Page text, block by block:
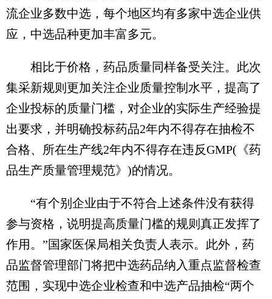
流企业多数中选，每个地区均有多家中选企业供
应，中选品种更加丰富多元。
相比于价格，药品质量同样备受关注。此次
集采新规则更加关注企业质量控制水平，提高了
企业投标的质量门槛，对企业的实际生产经验提
出要求，并明确投标药品2年内不得存在抽检不
合格、所在生产线2年内不得存在违反GMP(《药
品生产质量管理规范》)的情况。
“有个别企业由于不符合上述条件没有获得
参与资格，说明提高质量门槛的规则真正发挥了
作用。”国家医保局相关负责人表示。此外，药
品监督管理部门将把中选药品纳入重点监督检查
范围，实现中选企业检查和中选产品抽检“两个